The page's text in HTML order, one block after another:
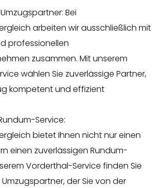
Bei
arbeiten wir ausschließlich mit
professionellen
zusammen. Mit unserem
wählen Sie zuverlässige Partner,
kompetent und effizient
Service:
bietet Ihnen nicht nur einen
einen zuverlässigen Rundum-
Vorderthal-Service finden Sie
der Sie von der